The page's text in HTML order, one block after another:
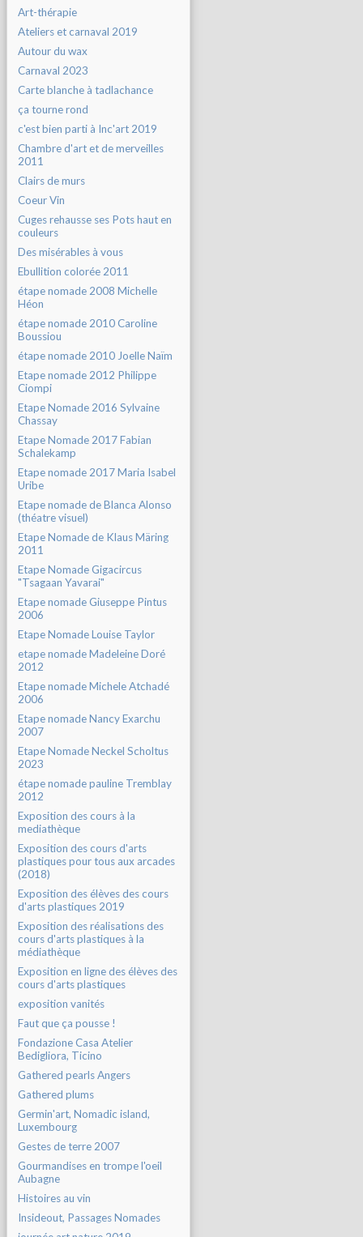
Art-thérapie
Ateliers et carnaval 2019
Autour du wax
Carnaval 2023
Carte blanche à tadlachance
ça tourne rond
c'est bien parti à Inc'art 2019
Chambre d'art et de merveilles
2011
Clairs de murs
Coeur Vin
Cuges rehausse ses Pots haut en
couleurs
Des misérables à vous
Ebullition colorée 2011
étape nomade 2008 Michelle
Héon
étape nomade 2010 Caroline
Boussiou
étape nomade 2010 Joelle Naïm
Etape nomade 2012 Philippe
Ciompi
Etape Nomade 2016 Sylvaine
Chassay
Etape Nomade 2017 Fabian
Schalekamp
Etape nomade 2017 Maria Isabel
Uribe
Etape nomade de Blanca Alonso
(théatre visuel)
Etape Nomade de Klaus Märing
2011
Etape Nomade Gigacircus
"Tsagaan Yavarai"
Etape nomade Giuseppe Pintus
2006
Etape Nomade Louise Taylor
etape nomade Madeleine Doré
2012
Etape nomade Michele Atchadé
2006
Etape nomade Nancy Exarchu
2007
Etape Nomade Neckel Scholtus
2023
étape nomade pauline Tremblay
2012
Exposition des cours à la
mediathèque
Exposition des cours d'arts
plastiques pour tous aux arcades
(2018)
Exposition des élèves des cours
d'arts plastiques 2019
Exposition des réalisations des
cours d'arts plastiques à la
médiathèque
Exposition en ligne des élèves des
cours d'arts plastiques
exposition vanités
Faut que ça pousse !
Fondazione Casa Atelier
Bedigliora, Ticino
Gathered pearls Angers
Gathered plums
Germin'art, Nomadic island,
Luxembourg
Gestes de terre 2007
Gourmandises en trompe l'oeil
Aubagne
Histoires au vin
Insideout, Passages Nomades